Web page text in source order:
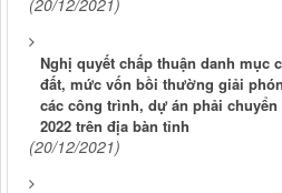
(20/12/2021)
Nghị quyết chấp thuận danh mục
đất, mức vốn bồi thường giải
các công trình, dự án phải
2022 trên địa bàn tỉnh
(20/12/2021)